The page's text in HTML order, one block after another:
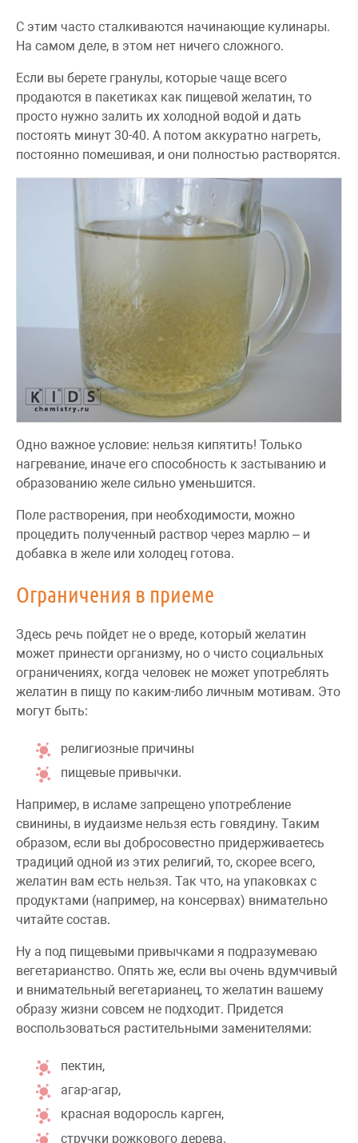
С этим часто сталкиваются начинающие кулинары.
На самом деле, в этом нет ничего сложного.
Если вы берете гранулы, которые чаще всего
продаются в пакетиках как пищевой желатин, то
просто нужно залить их холодной водой и дать
постоять минут 30-40. А потом аккуратно нагреть,
постоянно помешивая, и они полностью растворятся.
Одно важное условие: нельзя кипятить! Только
нагревание, иначе его способность к застыванию и
образованию желе сильно уменьшится.
Поле растворения, при необходимости, можно
процедить полученный раствор через марлю – и
добавка в желе или холодец готова.
Ограничения в приеме
Здесь речь пойдет не о вреде, который желатин
может принести организму, но о чисто социальных
ограничениях, когда человек не может употреблять
желатин в пищу по каким-либо личным мотивам. Это
могут быть:
религиозные причины
пищевые привычки.
Например, в исламе запрещено употребление
свинины, в иудаизме нельзя есть говядину. Таким
образом, если вы добросовестно придерживаетесь
традиций одной из этих религий, то, скорее всего,
желатин вам есть нельзя. Так что, на упаковках с
продуктами (например, на консервах) внимательно
читайте состав.
Ну а под пищевыми привычками я подразумеваю
вегетарианство. Опять же, если вы очень вдумчивый
и внимательный вегетарианец, то желатин вашему
образу жизни совсем не подходит. Придется
воспользоваться растительными заменителями:
пектин,
агар-агар,
красная водоросль карген,
стручки рожкового дерева.